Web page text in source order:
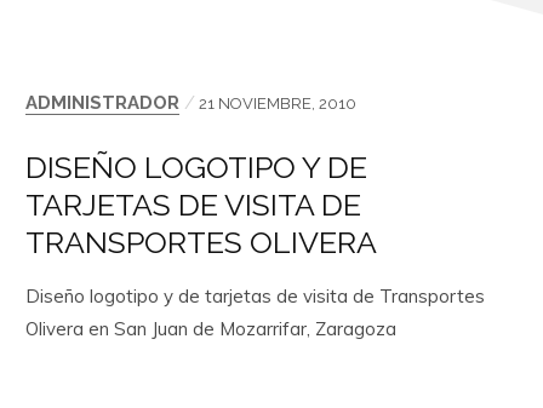
ADMINISTRADOR/ 21 NOVIEMBRE, 2010
DISEÑO LOGOTIPO Y DE
TARJETAS DE VISITA DE
TRANSPORTES OLIVERA
Diseño logotipo y de tarjetas de visita de Transportes
Olivera en San Juan de Mozarrifar, Zaragoza